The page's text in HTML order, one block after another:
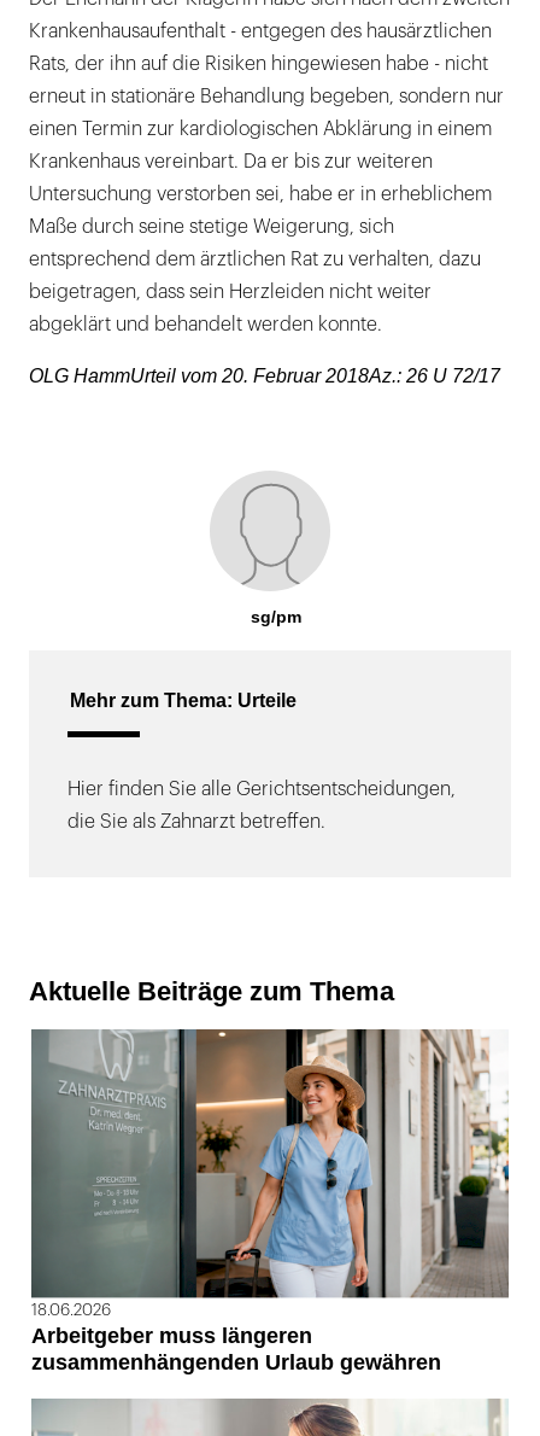
Krankenhausaufenthalt - entgegen des hausärztlichen
Rats, der ihn auf die Risiken hingewiesen habe - nicht
erneut in stationäre Behandlung begeben, sondern nur
einen Termin zur kardiologischen Abklärung in einem
Krankenhaus vereinbart. Da er bis zur weiteren
Untersuchung verstorben sei, habe er in erheblichem
Maße durch seine stetige Weigerung, sich
entsprechend dem ärztlichen Rat zu verhalten, dazu
beigetragen, dass sein Herzleiden nicht weiter
abgeklärt und behandelt werden konnte.
OLG HammUrteil vom 20. Februar 2018Az.: 26 U 72/17
sg/pm
Mehr zum Thema: Urteile
Hier finden Sie alle Gerichtsentscheidungen,
die Sie als Zahnarzt betreffen.
Aktuelle Beiträge zum Thema
18.06.2026
Arbeitgeber muss längeren
zusammenhängenden Urlaub gewähren